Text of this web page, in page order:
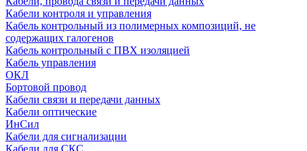
Кабели контроля и управления
Кабель контрольный из полимерных композиций, не
содержащих галогенов
Кабель контрольный с ПВХ изоляцией
Кабель управления
ОКЛ
Бортовой провод
Кабели связи и передачи данных
Кабели оптические
ИнСил
Кабели для сигнализации
Кабели для СКС